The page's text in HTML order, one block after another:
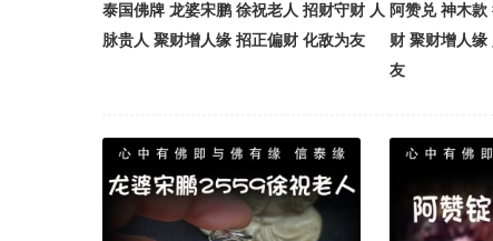
泰国佛牌 龙婆宋鹏 徐祝老人 招财守财 人
脉贵人 聚财增人缘 招正偏财 化敌为友
阿赞兑 神木
财 聚财增人
友